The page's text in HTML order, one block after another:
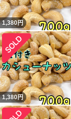
1,380円
1,380円